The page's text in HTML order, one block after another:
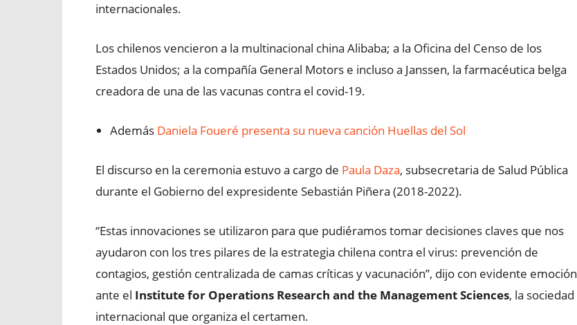
internacionales.
Los chilenos vencieron a la multinacional china Alibaba; a la Oficina del Censo de los
Estados Unidos; a la compañía General Motors e incluso a Janssen, la farmacéutica belga
creadora de una de las vacunas contra el covid-19.
Además Daniela Foueré presenta su nueva canción Huellas del Sol
El discurso en la ceremonia estuvo a cargo de Paula Daza, subsecretaria de Salud Pública
durante el Gobierno del expresidente Sebastián Piñera (2018-2022).
“Estas innovaciones se utilizaron para que pudiéramos tomar decisiones claves que nos
ayudaron con los tres pilares de la estrategia chilena contra el virus: prevención de
contagios, gestión centralizada de camas críticas y vacunación”, dijo con evidente emoción
ante el Institute for Operations Research and the Management Sciences, la sociedad
internacional que organiza el certamen.